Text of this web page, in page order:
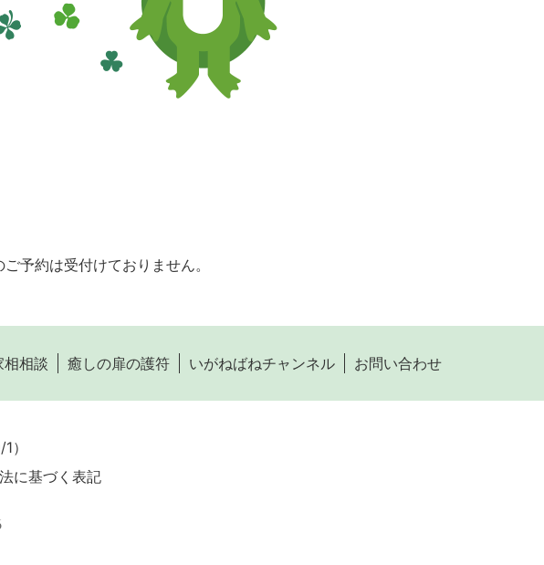
予約は受付けておりません。
相談 癒しの扉の護符 いがねばねチャンネル お問い合わせ
）
に基づく表記